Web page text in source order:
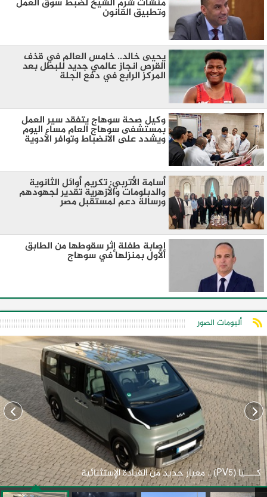
منشات شرم الشيخ لضبط سوق العمل
وتطبيق القانون
يحيى خالد.. خامس العالم في قذف
القرص انجاز عالمي جديد للبطل بعد
المركز الرابع في دفع الجلة
وكيل صحة سوهاج يتفقد سير العمل
بمستشفى سوهاج العام مساء اليوم
ويشدد على الانضباط وتوافر الأدوية
أسامة الأتربي: تكريم أوائل الثانوية
والدبلومات والأزهرية تقدير لجهودهم
ورسالة دعم لمستقبل مصر
إصابة طفلة إثر سقوطها من الطابق
الأول بمنزلها في سوهاج
ألبومات الصور
كـــــيا (PV5) .. معيار جديد من القيادة الإستثنائية